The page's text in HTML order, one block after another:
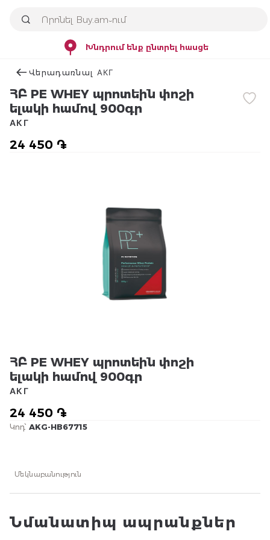
Խնդրում ենք ընտրել հասցե
Վերադառնալ АКГ
ՀԲ PE WHEY պրոտեին փոշի
ելակի համով 900գր
24 450 ֏
АКГ
ՀԲ PE WHEY պրոտեին փոշի
ելակի համով 900գր
24 450 ֏
АКГ
Կոդ՝ AKG-HB67715
Մեկնաբանություն
Նմանատիպ ապրանքներ